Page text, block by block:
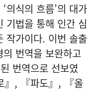
의식의 흐름’의 대가
기법을 통해 인간 심
작가이다. 이번 솔출
번역을 보완하고
번역으로 선보였
』, 『파도』, 『올